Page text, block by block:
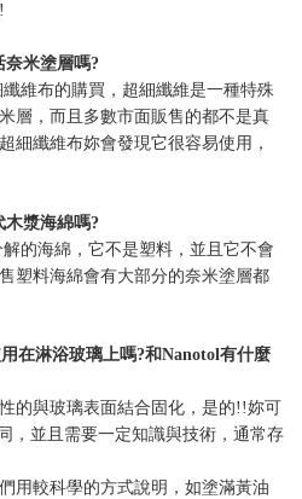
奈米塗層嗎?
維布的購買，超細纖維是一種特殊
層，而且多數市面販售的都不是真
細纖維布妳會發現它很容易使用，
木漿海綿嗎?
的海綿，它不是塑料，並且它不會
塑料海綿會有大部分的奈米塗層都
在淋浴玻璃上嗎?和Nanotol有什麼
的與玻璃表面結合固化，是的!!妳可
，並且需要一定知識與技術，通常存
用較科學的方式說明，如塗滿黃油